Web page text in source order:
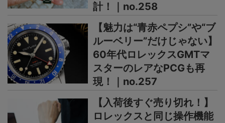
計！｜no.258
【魅力は“青赤ペプシ”や“ブ
ルーベリー”だけじゃない】
60年代ロレックスGMTマ
スターのレアなPCGも再
現！｜no.257
【入荷後すぐ売り切れ！】
ロレックスと同じ操作機能